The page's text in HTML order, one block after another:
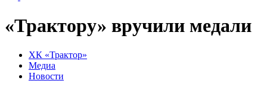
«Трактору» вручили медали
ХК «Трактор»
Медиа
Новости